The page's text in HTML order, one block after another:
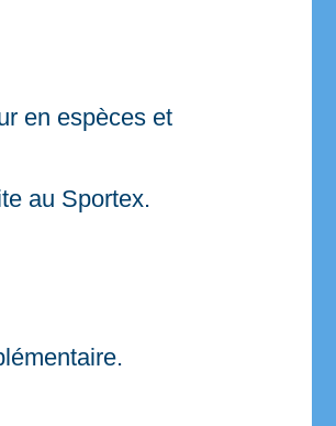
en espèces et
au Sportex.